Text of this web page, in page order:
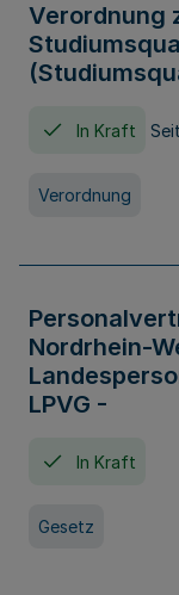
Verordnung
In Kraft
Verordnung
Nordrhein-
LPVG -
In Kraft
Gesetz